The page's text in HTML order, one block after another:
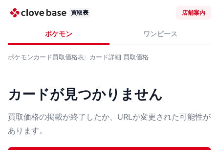
買取表 店舗案内
ポケモン ワンピース
ポケモンカード買取価格表 カード詳細 買取価格
カードが見つかりません
買取価格の掲載が終了したか、URLが変更された可能性が
あります。